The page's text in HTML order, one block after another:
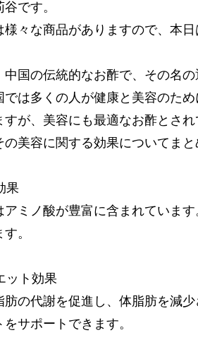
です。
様々な商品がありますので、本
中国の伝統的なお酢で、その名
では多くの人が健康と美容のた
すが、美容にも最適なお酢とされ
の美容に関する効果についてまと
果
アミノ酸が豊富に含まれていま
。
ット効果
肪の代謝を促進し、体脂肪を減
をサポートできます。